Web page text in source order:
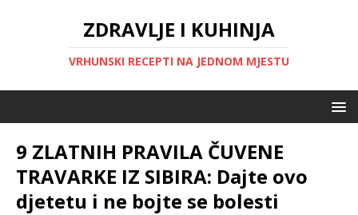
ZDRAVLJE I KUHINJA
VRHUNSKI RECEPTI NA JEDNOM MJESTU
9 ZLATNIH PRAVILA ČUVENE
TRAVARKE IZ SIBIRA: Dajte ovo
djetetu i ne bojte se bolesti